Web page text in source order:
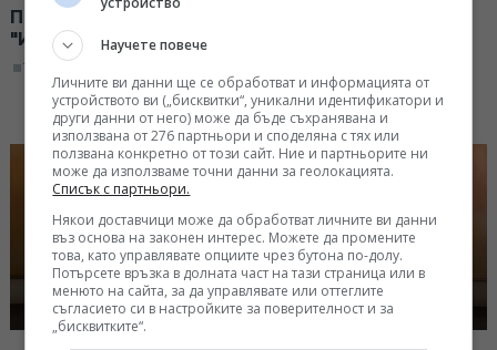
Право на отговор: Андреа Драганова в
"Извън играта"
18:01, 26.02.2023
Научете повече
Личните ви данни ще се обработват и информацията от
устройството ви („бисквитки“, уникални идентификатори и
други данни от него) може да бъде съхранявана и
използвана от 276 партньори и споделяна с тях или
ползвана конкретно от този сайт. Ние и партньорите ни
може да използваме точни данни за геолокацията.
Списък с партньори.
Някои доставчици може да обработват личните ви данни
въз основа на законен интерес. Можете да промените
това, като управлявате опциите чрез бутона по-долу.
Потърсете връзка в долната част на тази страница или в
менюто на сайта, за да управлявате или оттеглите
съгласието си в настройките за поверителност и за
„бисквитките“.